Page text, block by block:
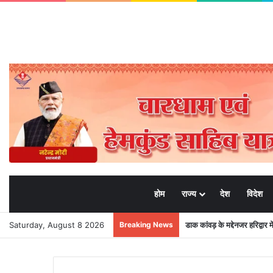
होम राज्य देश विदेश
Saturday, August 8 2026 Breaking News डाक कांवड़ के मद्देनजर